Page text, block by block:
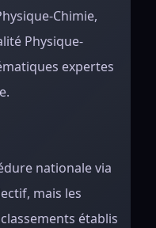
Chimie,
Physique-
expertes
nationale via
mais les
établis